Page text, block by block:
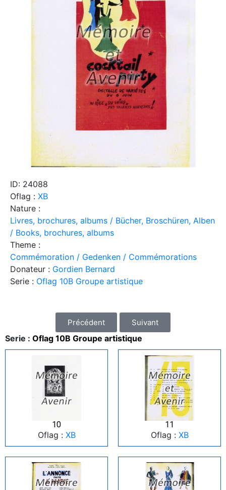
ID: 24088
Oflag : XB
Nature :
Livres, brochures, albums / Bücher, Broschüren, Alben
/ Books, brochures, albums
Theme :
Commémoration / Gedenken / Commémorations
Donateur : Gordien Bernard
Serie : Oflag 10B Groupe artistique
Précédent Suivant
Serie : Oflag 10B Groupe artistique
10
Oflag : XB
11
Oflag : XB